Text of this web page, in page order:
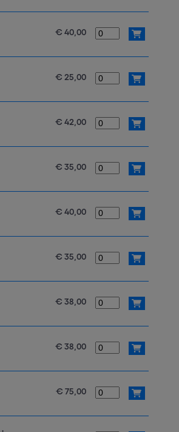
€ 40,00
€ 25,00
€ 42,00
€ 35,00
€ 40,00
€ 35,00
€ 38,00
€ 38,00
€ 75,00